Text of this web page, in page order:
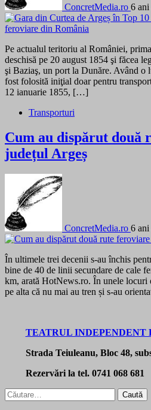
ConcretMedia.ro 6 ani
Pe actualul teritoriu al României,
deschisă pe 20 august 1854 şi făcea
şi Baziaş, un port la Dunăre. Având o
fost folosită iniţial doar pentru
12 ianuarie 1855, […]
Transporturi
Cum au dispărut două
județul Argeș
ConcretMedia.ro 6 ani
În ultimele trei decenii s-au închis
bine de 40 de linii secundare de cale
km, arată HotNews.ro. În unele locuri
pe alta că nu mai au tren și s-au
TEATRUL INDEPENDENT
Strada Teiuleanu, Bloc 48,
Rezervări la tel. 0741 068 681
Caută
după: